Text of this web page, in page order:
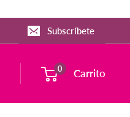
Subscríbete
0 Carrito